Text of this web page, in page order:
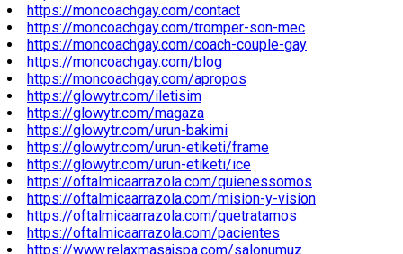
https://moncoachgay.com/contact
https://moncoachgay.com/tromper-son-mec
https://moncoachgay.com/coach-couple-gay
https://moncoachgay.com/blog
https://moncoachgay.com/apropos
https://glowytr.com/iletisim
https://glowytr.com/magaza
https://glowytr.com/urun-bakimi
https://glowytr.com/urun-etiketi/frame
https://glowytr.com/urun-etiketi/ice
https://oftalmicaarrazola.com/quienessomos
https://oftalmicaarrazola.com/mision-y-vision
https://oftalmicaarrazola.com/quetratamos
https://oftalmicaarrazola.com/pacientes
https://www.relaxmasajspa.com/salonumuz